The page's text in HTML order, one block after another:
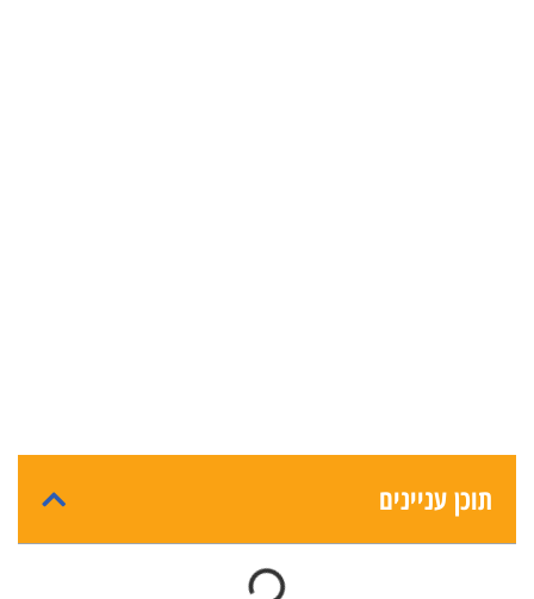
תוכן עניינים